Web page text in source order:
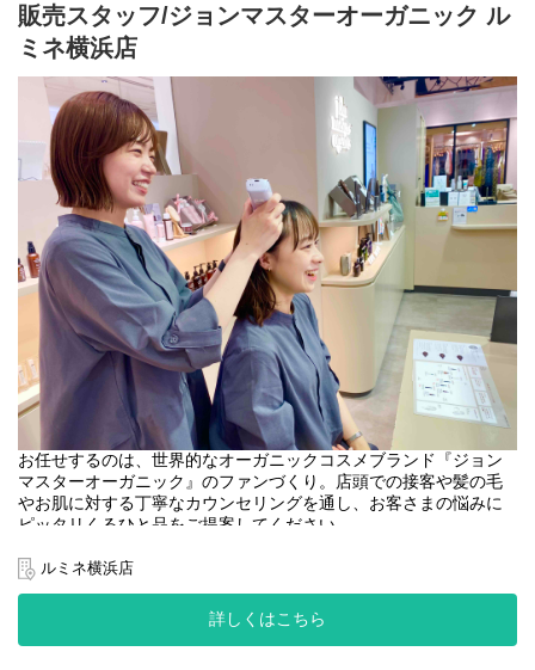
販売スタッフ/ジョンマスターオーガニック ル
ミネ横浜店
お任せするのは、世界的なオーガニックコスメブランド『ジョン
マスターオーガニック』のファンづくり。店頭での接客や髪の毛
やお肌に対する丁寧なカウンセリングを通し、お客さまの悩みに
ピッタリくるひと品をご提案してください。
＜取扱いブランド＞
[john masters organics]
"ヘアスタイリスト・John Masters"が15年以上の月日をかけた開
発により生み出されたスキンケア&ヘアケアのブランドです。
農薬や化学肥料を使わずに栽培され、収穫されたオーガニックで
ルミネ横浜店
詳しくはこちら